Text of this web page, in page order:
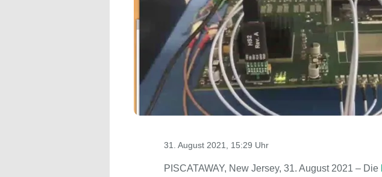
31. August 2021, 15:29 Uhr
PISCATAWAY, New Jersey, 31. August 2021 – Die